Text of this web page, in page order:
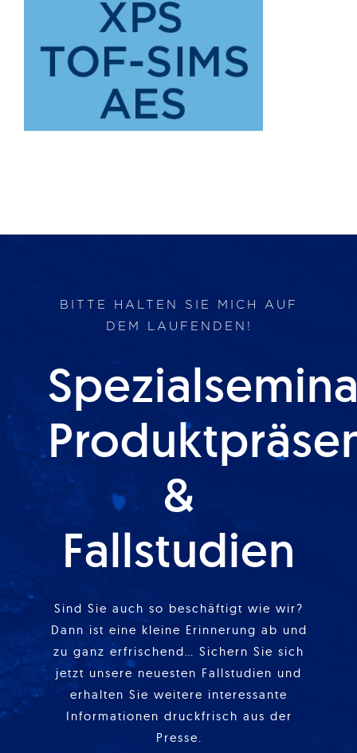
Services
Auftragslabor
BITTE HALTEN SIE MICH AUF
DEM LAUFENDEN!
&
Fallstudien
Sind Sie auch so beschäftigt wie wir?
Dann ist eine kleine Erinnerung ab und
zu ganz erfrischend… Sichern Sie sich
jetzt unsere neuesten Fallstudien und
erhalten Sie weitere interessante
Informationen druckfrisch aus der
Presse.